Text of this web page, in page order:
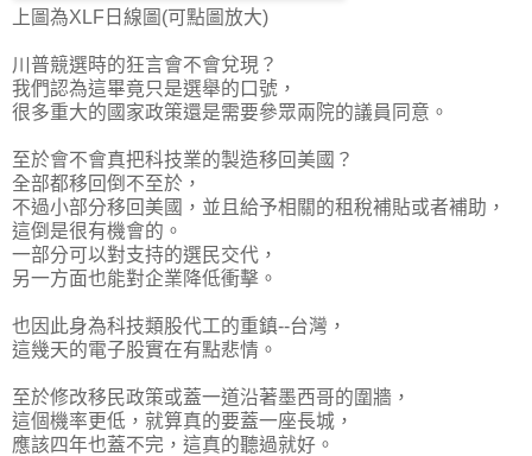
上圖為XLF日線圖(可點圖放大)
川普競選時的狂言會不會兌現？
我們認為這畢竟只是選舉的口號，
很多重大的國家政策還是需要參眾兩院的議員同意 。
至於會不會真把科技業的製造移回美國？
全部都移回倒不至於，
不過小部分移回美國，並且給予相關的租稅補貼或者補助，
這倒是很有機會的。
一部分可以對支持的選民交代，
另一方面也能對企業降低衝擊。
也因此身為科技類股代工的重鎮--台灣，
這幾天的電子股實在有點悲情。
至於修改移民政策或蓋一道沿著墨西哥的圍牆，
這個機率更低，就算真的要蓋一座長城，
應該四年也蓋不完，這真的聽過就好。